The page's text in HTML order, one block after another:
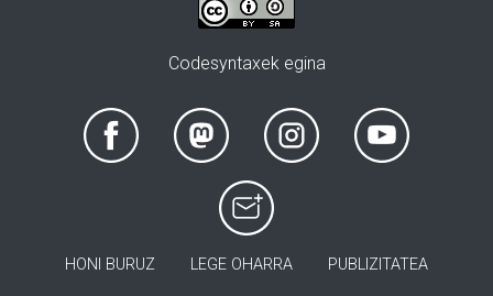
Codesyntaxek egina
HONI BURUZ LEGE OHARRA PUBLIZITATEA